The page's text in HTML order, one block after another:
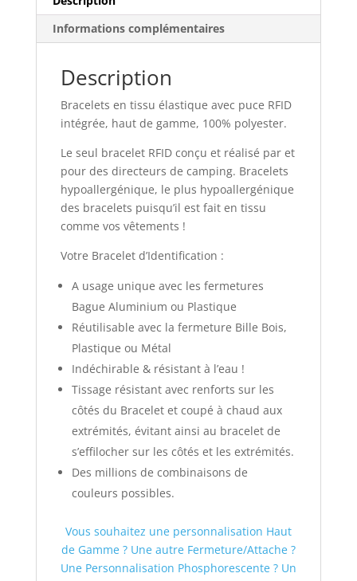
Informations complémentaires
Description
Bracelets en tissu élastique avec puce RFID
intégrée, haut de gamme, 100% polyester.
Le seul bracelet RFID conçu et réalisé par et
pour des directeurs de camping. Bracelets
hypoallergénique, le plus hypoallergénique
des bracelets puisqu’il est fait en tissu
comme vos vêtements !
Votre Bracelet d’Identification :
A usage unique avec les fermetures
Bague Aluminium ou Plastique
Réutilisable avec la fermeture Bille Bois,
Plastique ou Métal
Indéchirable & résistant à l’eau !
Tissage résistant avec renforts sur les
côtés du Bracelet et coupé à chaud aux
extrémités, évitant ainsi au bracelet de
s’effilocher sur les côtés et les extrémités.
Des millions de combinaisons de
couleurs possibles.
Vous souhaitez une personnalisation Haut
de Gamme ? Une autre Fermeture/Attache ?
Une Personnalisation Phosphorescente ? Un